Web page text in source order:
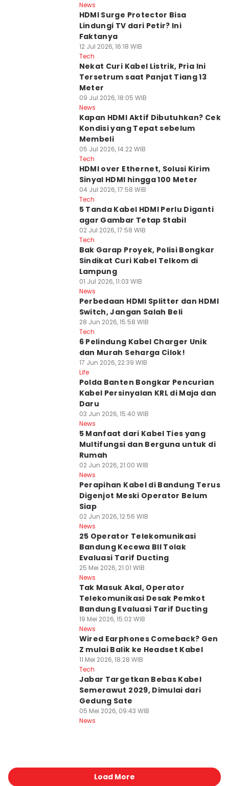
News
HDMI Surge Protector Bisa
Lindungi TV dari Petir? Ini
Faktanya
12 Jul 2026, 16:18 WIB
Tech
Nekat Curi Kabel Listrik, Pria Ini
Tersetrum saat Panjat Tiang 13
Meter
09 Jul 2026, 18:05 WIB
News
Kapan HDMI Aktif Dibutuhkan? Cek
Kondisi yang Tepat sebelum
Membeli
05 Jul 2026, 14:22 WIB
Tech
HDMI over Ethernet, Solusi Kirim
Sinyal HDMI hingga 100 Meter
04 Jul 2026, 17:58 WIB
Tech
5 Tanda Kabel HDMI Perlu Diganti
agar Gambar Tetap Stabil
02 Jul 2026, 17:58 WIB
Tech
Bak Garap Proyek, Polisi Bongkar
Sindikat Curi Kabel Telkom di
Lampung
01 Jul 2026, 11:03 WIB
News
Perbedaan HDMI Splitter dan HDMI
Switch, Jangan Salah Beli
28 Jun 2026, 15:58 WIB
Tech
6 Pelindung Kabel Charger Unik
dan Murah Seharga Cilok!
17 Jun 2026, 22:39 WIB
Life
Polda Banten Bongkar Pencurian
Kabel Persinyalan KRL di Maja dan
Daru
03 Jun 2026, 15:40 WIB
News
5 Manfaat dari Kabel Ties yang
Multifungsi dan Berguna untuk di
Rumah
02 Jun 2026, 21:00 WIB
News
Perapihan Kabel di Bandung Terus
Digenjot Meski Operator Belum
Siap
02 Jun 2026, 12:56 WIB
News
25 Operator Telekomunikasi
Bandung Kecewa BII Tolak
Evaluasi Tarif Ducting
25 Mei 2026, 21:01 WIB
News
Tak Masuk Akal, Operator
Telekomunikasi Desak Pemkot
Bandung Evaluasi Tarif Ducting
19 Mei 2026, 15:02 WIB
News
Wired Earphones Comeback? Gen
Z mulai Balik ke Headset Kabel
11 Mei 2026, 18:28 WIB
Tech
Jabar Targetkan Bebas Kabel
Semerawut 2029, Dimulai dari
Gedung Sate
05 Mei 2026, 09:43 WIB
News
Load More